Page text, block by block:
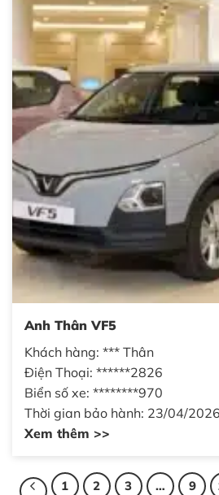
Anh Thân VF5
Khách hàng: *** Thân
Điện Thoại: ******2826
Biển số xe: ********970
Thời gian bảo hành: 23/04/
Xem thêm >>
1 2 3 … 9